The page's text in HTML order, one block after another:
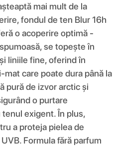
mai mult de la
fondul de ten Blur 16h
o acoperire optimă -
se topește în
liniile fine, oferind în
care poate dura până la
pură de izvor arctic și
o purtare
exigent. În plus,
a proteja pielea de
Formula fără parfum